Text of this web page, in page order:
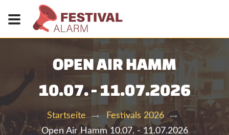
OPEN AIR HAMM
10.07. - 11.07.2026
Startseite
Festivals 2026
Open Air Hamm 10.07. - 11.07.2026